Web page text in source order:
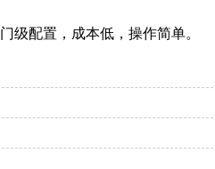
级配置，成本低，操作简单。